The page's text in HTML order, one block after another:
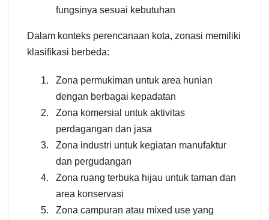
fungsinya sesuai kebutuhan
Dalam konteks perencanaan kota, zonasi memiliki
klasifikasi berbeda:
Zona permukiman untuk area hunian
dengan berbagai kepadatan
Zona komersial untuk aktivitas
perdagangan dan jasa
Zona industri untuk kegiatan manufaktur
dan pergudangan
Zona ruang terbuka hijau untuk taman dan
area konservasi
Zona campuran atau mixed use yang